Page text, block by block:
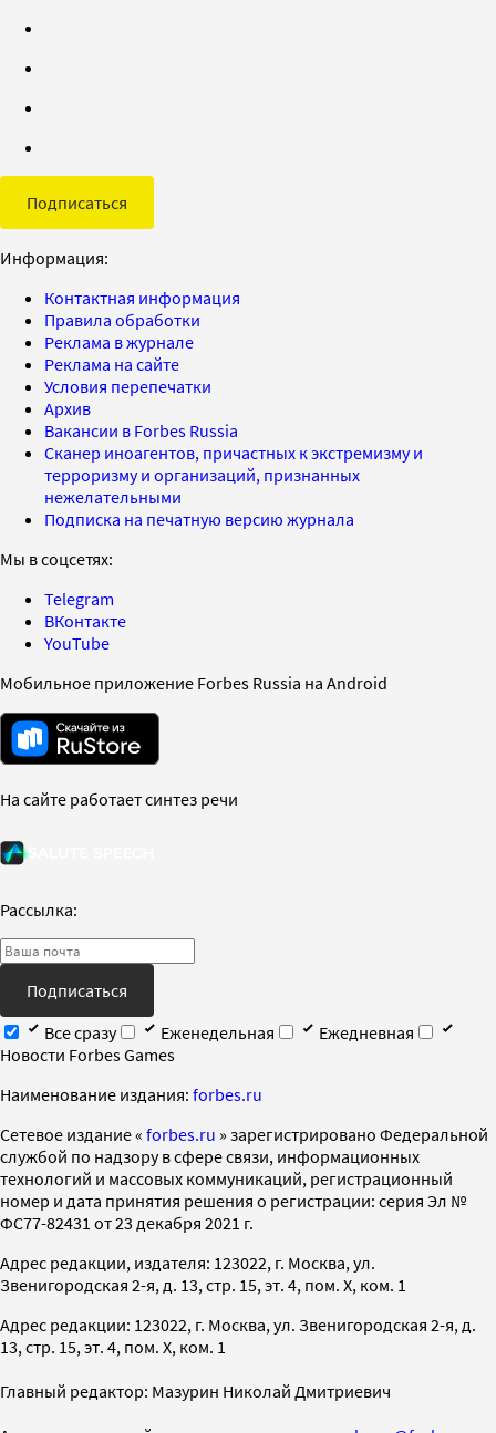
Подписаться
Информация:
Контактная информация
Правила обработки
Реклама в журнале
Реклама на сайте
Условия перепечатки
Архив
Вакансии в Forbes Russia
Сканер иноагентов, причастных к экстремизму и
терроризму и организаций, признанных
нежелательными
Подписка на печатную версию журнала
Мы в соцсетях:
Telegram
ВКонтакте
YouTube
Мобильное приложение Forbes Russia на Android
На сайте работает синтез речи
Рассылка:
Подписаться
Все сразу
Еженедельная
Ежедневная
Новости Forbes Games
Наименование издания: forbes.ru
Cетевое издание « forbes.ru » зарегистрировано Федеральной
службой по надзору в сфере связи, информационных
технологий и массовых коммуникаций, регистрационный
номер и дата принятия решения о регистрации: серия Эл №
ФС77-82431 от 23 декабря 2021 г.
Адрес редакции, издателя: 123022, г. Москва, ул.
Звенигородская 2-я, д. 13, стр. 15, эт. 4, пом. X, ком. 1
Адрес редакции: 123022, г. Москва, ул. Звенигородская 2-я, д.
13, стр. 15, эт. 4, пом. X, ком. 1
Главный редактор: Мазурин Николай Дмитриевич